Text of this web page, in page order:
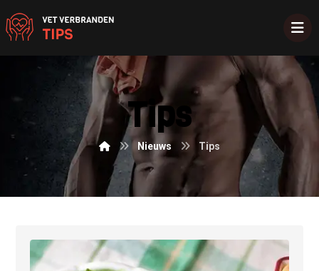
Tips
Nieuws Tips